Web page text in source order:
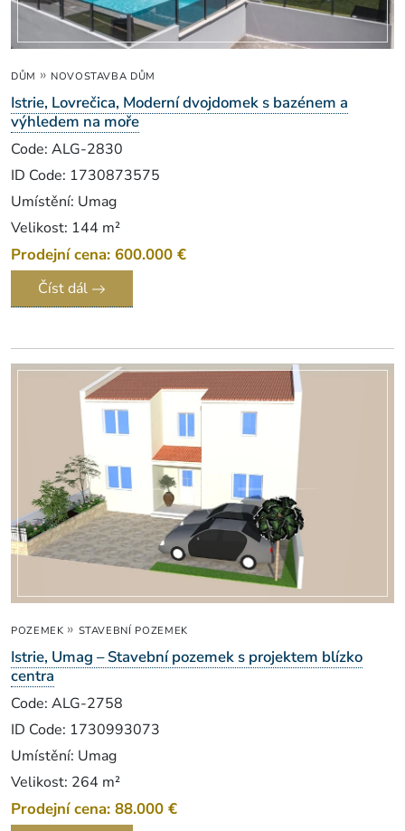
DŮM » NOVOSTAVBA DŮM
Istrie, Lovrečica, Moderní dvojdomek s bazénem a
výhledem na moře
Code: ALG-2830
ID Code: 1730873575
Umístění: Umag
Velikost: 144 m²
Prodejní cena: 600.000 €
Číst dál
POZEMEK » STAVEBNÍ POZEMEK
Istrie, Umag – Stavební pozemek s projektem blízko
centra
Code: ALG-2758
ID Code: 1730993073
Umístění: Umag
Velikost: 264 m²
Prodejní cena: 88.000 €